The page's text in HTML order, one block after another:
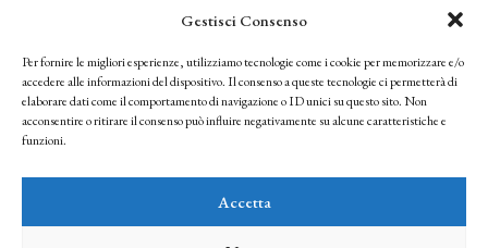
Gestisci Consenso
Per fornire le migliori esperienze, utilizziamo tecnologie come i cookie per memorizzare e/o
accedere alle informazioni del dispositivo. Il consenso a queste tecnologie ci permetterà di
elaborare dati come il comportamento di navigazione o ID unici su questo sito. Non
acconsentire o ritirare il consenso può influire negativamente su alcune caratteristiche e
funzioni.
Accetta
ISCRIVITI
Facendo clic per iscriverti, riconosci che le tue informazioni saranno trattate
seguendo la nostra Privacy Policy
© 2025 Istituto Matteucci. All right reserved
l’autorizzazione scritta dei proprietari dei diritti e dell’Istituto Matteucci